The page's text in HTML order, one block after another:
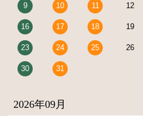
9 10 11 12
16 17 18 19
23 24 25 26
30 31
2026年09月